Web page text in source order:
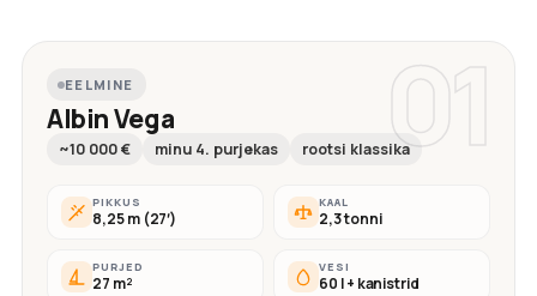
01
EELMINE
Albin Vega
~10 000 € minu 4. purjekas rootsi klassika
PIKKUS
8,25 m (27′)
KAAL
2,3 tonni
PURJED
27 m²
VESI
60 l + kanistrid